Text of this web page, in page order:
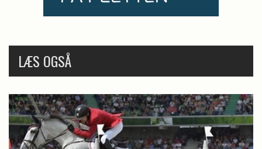
LÆS OGSÅ